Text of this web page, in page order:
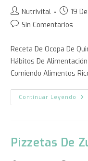
Nutrivital 19
Sin Comentarios
Receta De Ocopa De
Hábitos De
Comiendo Alimentos
Continuar Leyendo
Pizzetas De